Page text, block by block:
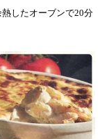
したオーブンで20分